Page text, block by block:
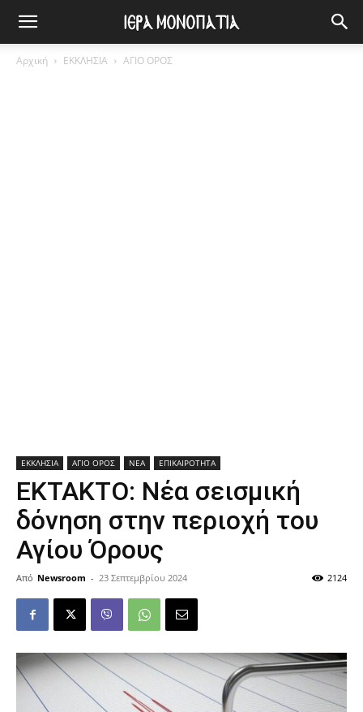
Αρχική ΕΚΚΛΗΣΙΑ ΑΓΙΟ ΟΡΟΣ
ΕΚΚΛΗΣΙΑ ΑΓΙΟ ΟΡΟΣ ΝΕΑ ΕΠΙΚΑΙΡΟΤΗΤΑ
ΕΚΤΑΚΤΟ: Νέα σεισμική
δόνηση στην περιοχή του
Αγίου Όρους
Από Newsroom - 23 Σεπτεμβρίου 2024 2124